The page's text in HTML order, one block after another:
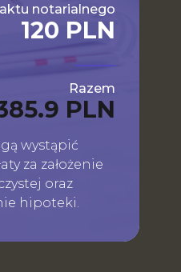
notarialnego
120 PLN
Razem
PLN
wystąpić
za założenie
oraz
hipoteki.